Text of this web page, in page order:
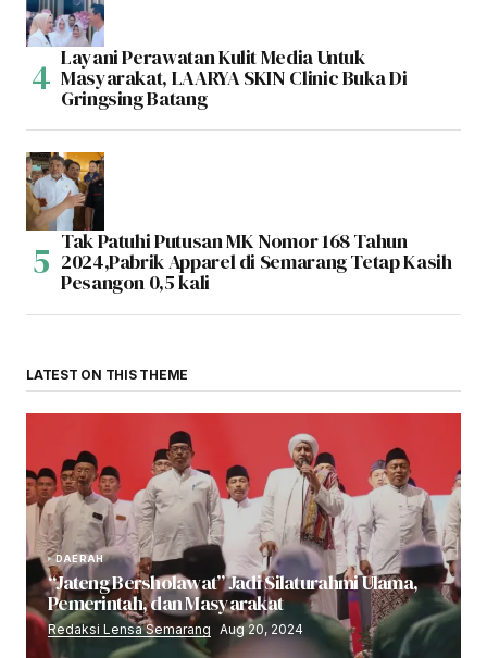
Layani Perawatan Kulit Media Untuk
Masyarakat, LAARYA SKIN Clinic Buka Di
Gringsing Batang
Tak Patuhi Putusan MK Nomor 168 Tahun
2024,Pabrik Apparel di Semarang Tetap Kasih
Pesangon 0,5 kali
LATEST ON THIS THEME
DAERAH
“Jateng Bersholawat” Jadi Silaturahmi Ulama,
Pemerintah, dan Masyarakat
Redaksi Lensa Semarang Aug 20, 2024